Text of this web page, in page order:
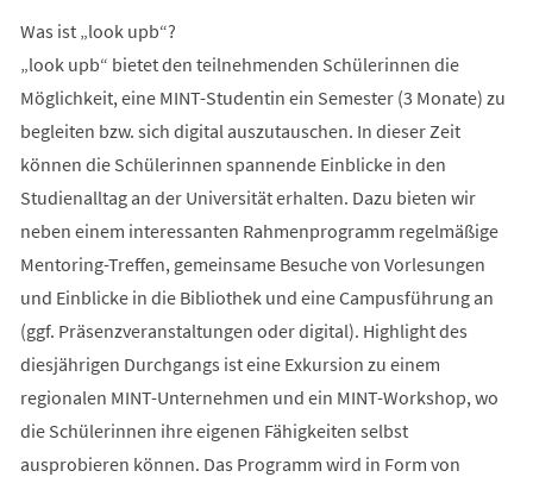
Was ist „look upb“?
„look upb“ bietet den teilnehmenden Schülerinnen die
Möglichkeit, eine MINT-Studentin ein Semester (3 Monate) zu
begleiten bzw. sich digital auszutauschen. In dieser Zeit
können die Schülerinnen spannende Einblicke in den
Studienalltag an der Universität erhalten. Dazu bieten wir
neben einem interessanten Rahmenprogramm regelmäßige
Mentoring-Treffen, gemeinsame Besuche von Vorlesungen
und Einblicke in die Bibliothek und eine Campusführung an
(ggf. Präsenzveranstaltungen oder digital). Highlight des
diesjährigen Durchgangs ist eine Exkursion zu einem
regionalen MINT-Unternehmen und ein MINT-Workshop, wo
die Schülerinnen ihre eigenen Fähigkeiten selbst
ausprobieren können. Das Programm wird in Form von